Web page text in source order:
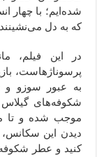
شده‌ایم؛ با چهار
که به دل
در این فیلم،
پرسوناژهاست،
به عبور سوزو و
شکوفه‌های
موجب شده و تا
دیدن این
کنید و عطر